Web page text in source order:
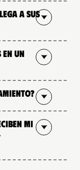
a sus
un
mi